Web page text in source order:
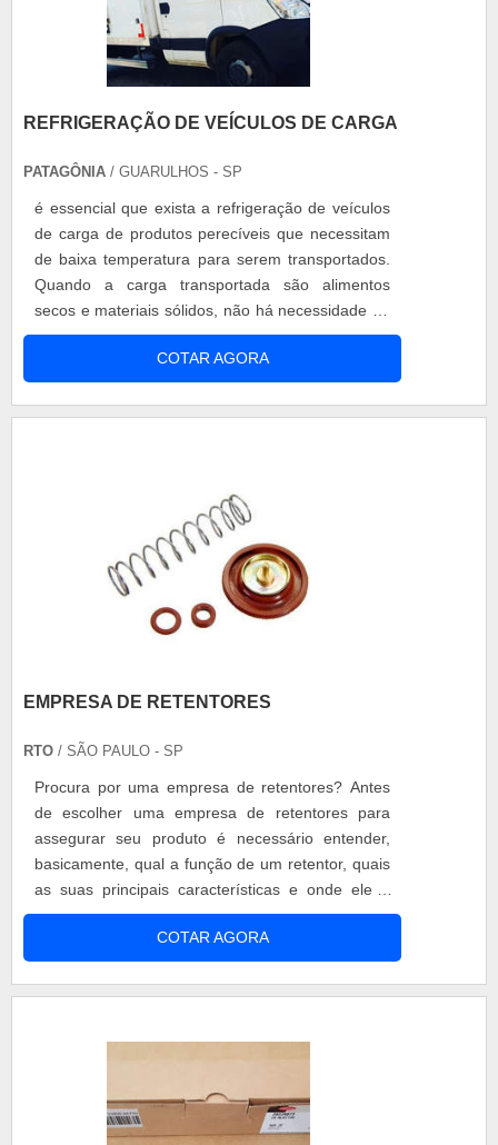
REFRIGERAÇÃO DE VEÍCULOS DE CARGA
PATAGÔNIA / GUARULHOS - SP
é essencial que exista a refrigeração de veículos
de carga de produtos perecíveis que necessitam
de baixa temperatura para serem transportados.
Quando a carga transportada são alimentos
secos e materiais sólidos, não há necessidade de
um sistema de refrigeração. Porém, determinadas
cargas só podem ser transportadas quando o baú
do caminhão possui um sistema de refrigeração.
COTAR AGORA
EMPRESA DE RETENTORES
RTO / SÃO PAULO - SP
Procura por uma empresa de retentores? Antes
de escolher uma empresa de retentores para
assegurar seu produto é necessário entender,
basicamente, qual a função de um retentor, quais
as suas principais características e onde ele é
usado para que você possa fazer a escolha certa
na hora de escolher a empresa que fabrica os
retentores. Função dos retentores A função de
COTAR AGORA